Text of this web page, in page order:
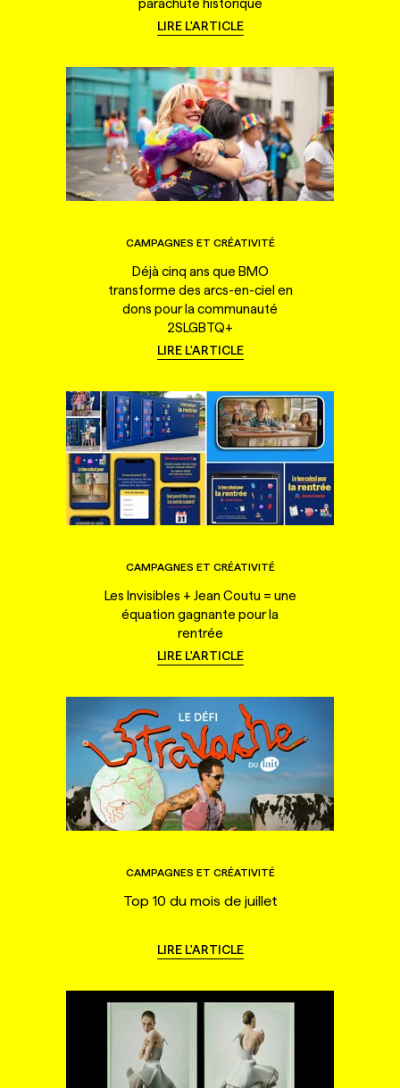
LIRE L'ARTICLE
CAMPAGNES ET CRÉATIVITÉ
Déjà cinq ans que BMO
transforme des arcs-en-ciel en
dons pour la communauté
2SLGBTQ+
LIRE L'ARTICLE
CAMPAGNES ET CRÉATIVITÉ
Les Invisibles + Jean Coutu = une
équation gagnante pour la
rentrée
LIRE L'ARTICLE
CAMPAGNES ET CRÉATIVITÉ
Top 10 du mois de juillet
LIRE L'ARTICLE